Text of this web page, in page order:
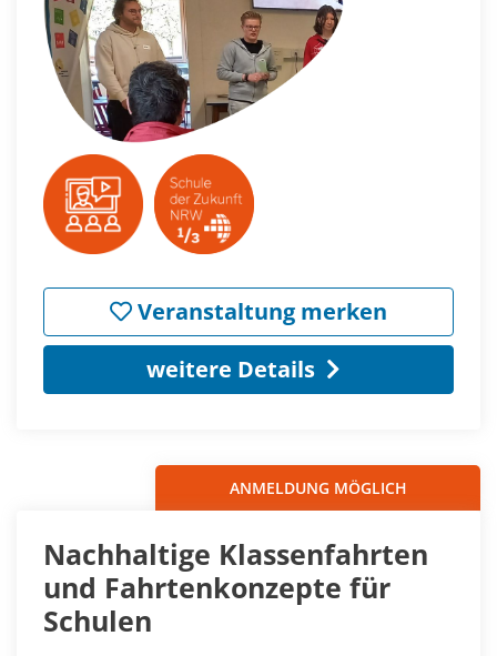
Veranstaltung merken
weitere Details
ANMELDUNG MÖGLICH
Nachhaltige Klassenfahrten
und Fahrtenkonzepte für
Schulen